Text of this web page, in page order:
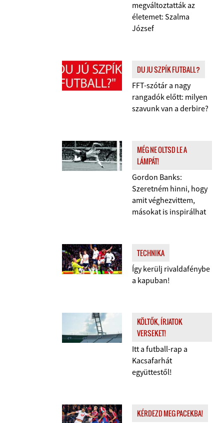
megváltoztatták az
életemet: Szalma
József
DU JU SZPÍK FUTBALL?
FFT-szótár a nagy
rangadók előtt: milyen
szavunk van a derbire?
MÉG NE OLTSD LE A
LÁMPÁT!
Gordon Banks:
Szeretném hinni, hogy
amit véghezvittem,
másokat is inspirálhat
TECHNIKA
Így kerülj rivaldafénybe
a kapuban!
KÖLTŐK, ÍRJATOK
VERSEKET!
Itt a futball-rap a
Kacsafarhát
együttestől!
KÉRDEZD MEG PACEKBA!